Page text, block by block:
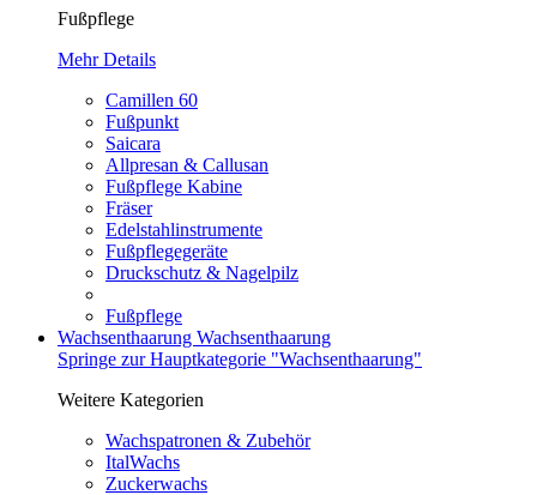
Fußpflege
Mehr Details
Camillen 60
Fußpunkt
Saicara
Allpresan & Callusan
Fußpflege Kabine
Fräser
Edelstahlinstrumente
Fußpflegegeräte
Druckschutz & Nagelpilz
Fußpflege
Wachsenthaarung Wachsenthaarung
Springe zur Hauptkategorie "Wachsenthaarung"
Weitere Kategorien
Wachspatronen & Zubehör
ItalWachs
Zuckerwachs